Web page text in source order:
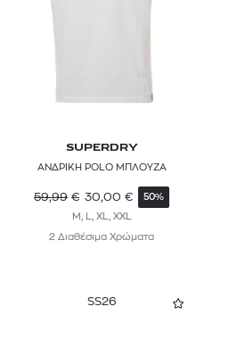
SUPERDRY
ΑΝΔΡΙΚΗ POLO ΜΠΛΟΥΖΑ
59,99 € 30,00 € 50%
M, L, XL, XXL
2 Διαθέσιμα Χρώματα
SS26